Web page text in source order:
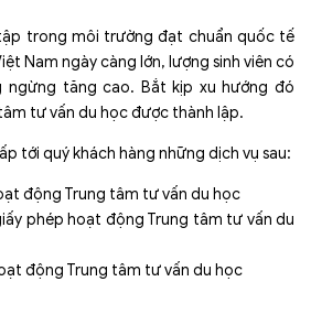
trong môi trường đạt chuẩn quốc tế
Nam ngày càng lớn, lượng sinh viên có
ngừng tăng cao. Bắt kịp xu hướng đó
tư vấn du học được thành lập.
tới quý khách hàng những dịch vụ sau:
động Trung tâm tư vấn du học
phép hoạt động Trung tâm tư vấn du
động Trung tâm tư vấn du học